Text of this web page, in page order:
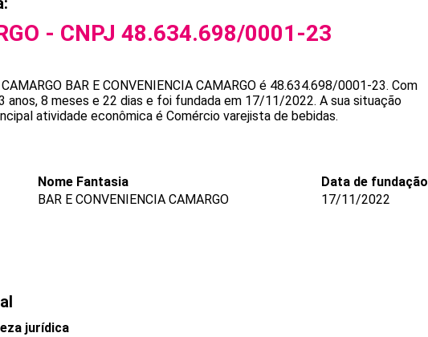
- CNPJ 48.634.698/0001-23
BAR E CONVENIENCIA CAMARGO é 48.634.698/0001-23. Com
anos, 8 meses e 22 dias e foi fundada em 17/11/2022. A sua situação
atividade econômica é Comércio varejista de bebidas.
Nome Fantasia
BAR E CONVENIENCIA CAMARGO
Data de fundação
17/11/2022
jurídica